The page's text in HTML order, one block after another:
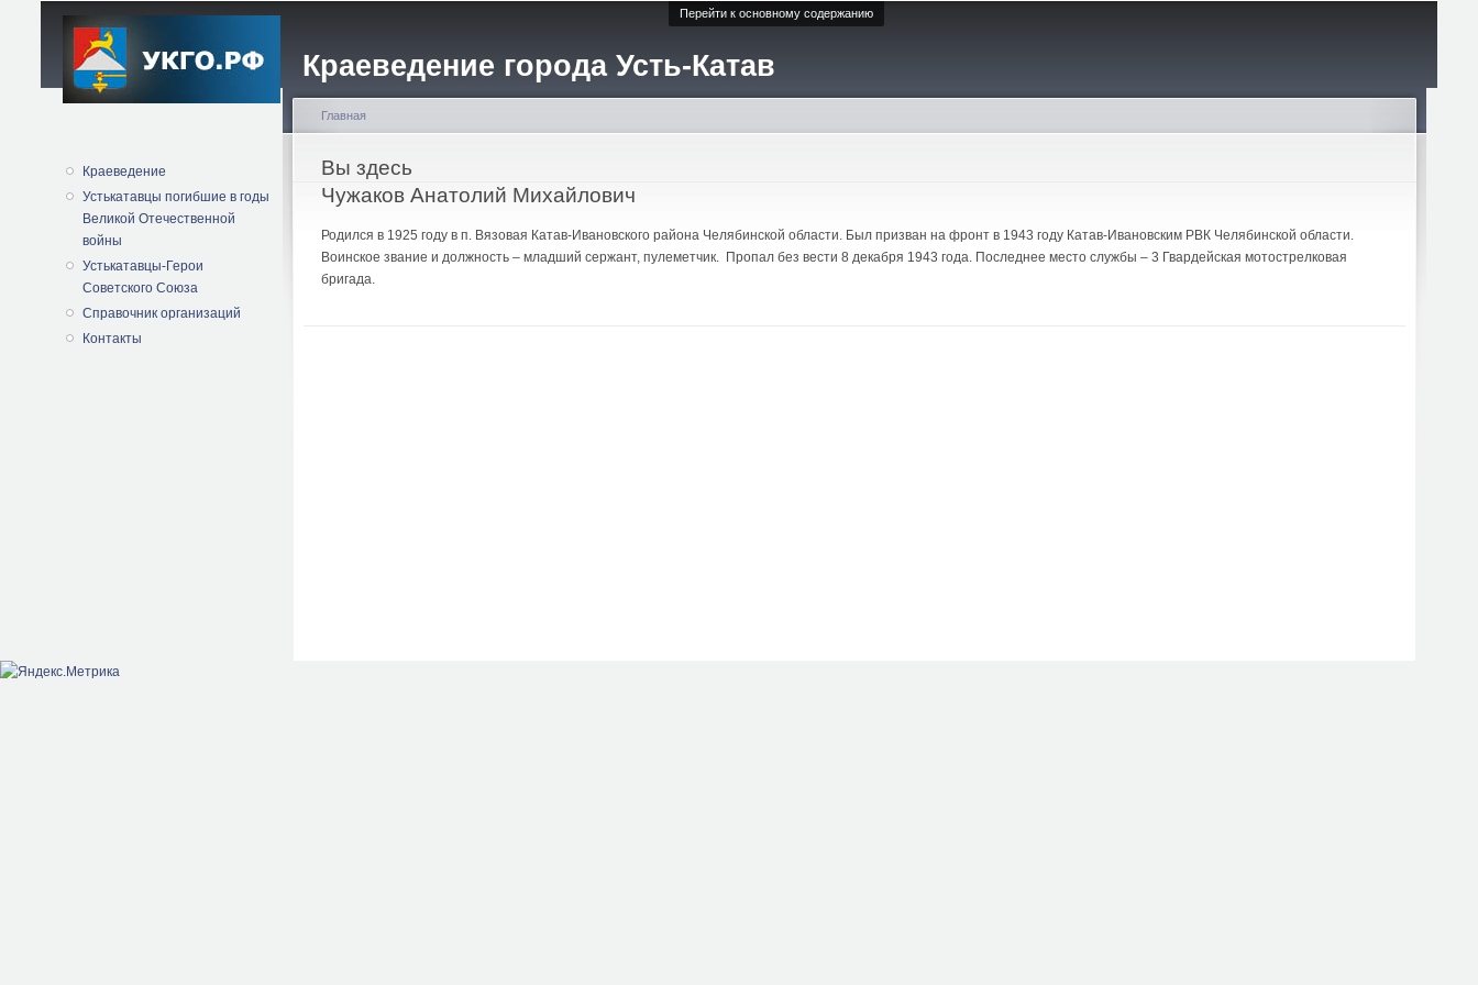
Перейти к основному содержанию
Краеведение города Усть-Катав
Краеведение
Устькатавцы погибшие в годы
Великой Отечественной
войны
Устькатавцы-Герои
Советского Союза
Справочник организаций
Контакты
Вы здесь
Главная
Чужаков Анатолий Михайлович
Родился в 1925 году в п. Вязовая Катав-Ивановского района Челябинской области. Был призван на фронт в 1943 году Катав-Ивановским РВК Челябинской области.
Воинское звание и должность – младший сержант, пулеметчик. Пропал без вести 8 декабря 1943 года. Последнее место службы – 3 Гвардейская мотострелковая
бригада.